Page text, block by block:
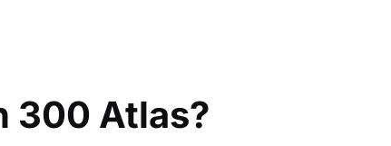
300 Atlas?